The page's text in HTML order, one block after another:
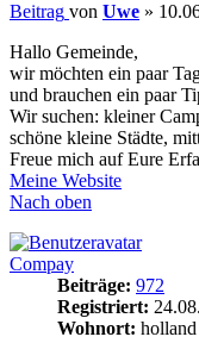
Beitrag von Uwe »
Hallo Gemeinde,
wir möchten ein paar
und brauchen ein paar
Wir suchen: kleiner
schöne kleine Städte,
Freue mich auf Eure
Meine Website
Nach oben
Compay
Beiträge: 972
Registriert:
Wohnort: holland